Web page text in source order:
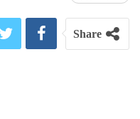
Share